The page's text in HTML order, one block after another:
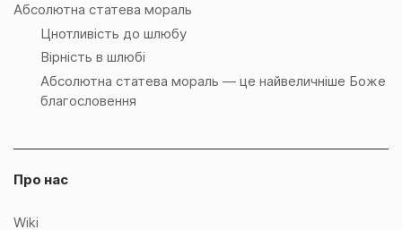
Абсолютна статева мораль
Цнотливість до шлюбу
Вірність в шлюбі
Абсолютна статева мораль ― це найвеличніше Боже
благословення
Про нас
Wiki